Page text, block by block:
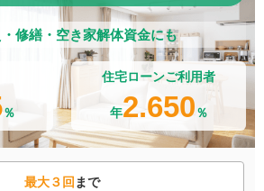
修繕・空き家解体資金にも
％
住宅ローンご利用者
年2.650％
最大３回 まで